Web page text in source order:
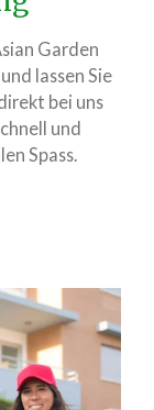
Garden
lassen Sie
bei uns
und
Spass.